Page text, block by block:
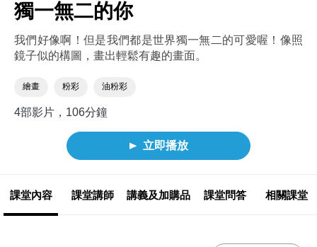
獨一無二的你
我們好像啊！但是我們都是世界獨一無二的可愛喔！像照
鏡子似的構圖，畫出輕鬆有趣的畫面。
繪畫 粉彩 油粉彩
4部影片，106分鐘
立即播放
課堂內容 課堂講師 講義及加購品 課堂問答 相關課堂